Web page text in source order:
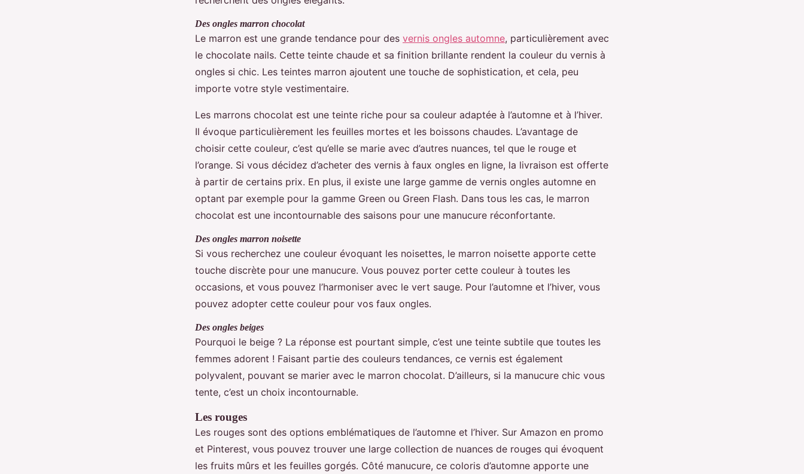
Des ongles marron chocolat
Le marron est une grande tendance pour des vernis ongles automne, particulièrement avec
le chocolate nails. Cette teinte chaude et sa finition brillante rendent la couleur du vernis à
ongles si chic. Les teintes marron ajoutent une touche de sophistication, et cela, peu
importe votre style vestimentaire.
Les marrons chocolat est une teinte riche pour sa couleur adaptée à l’automne et à l’hiver.
Il évoque particulièrement les feuilles mortes et les boissons chaudes. L’avantage de
choisir cette couleur, c’est qu’elle se marie avec d’autres nuances, tel que le rouge et
l’orange. Si vous décidez d’acheter des vernis à faux ongles en ligne, la livraison est offerte
à partir de certains prix. En plus, il existe une large gamme de vernis ongles automne en
optant par exemple pour la gamme Green ou Green Flash. Dans tous les cas, le marron
chocolat est une incontournable des saisons pour une manucure réconfortante.
Des ongles marron noisette
Si vous recherchez une couleur évoquant les noisettes, le marron noisette apporte cette
touche discrète pour une manucure. Vous pouvez porter cette couleur à toutes les
occasions, et vous pouvez l’harmoniser avec le vert sauge. Pour l’automne et l’hiver, vous
pouvez adopter cette couleur pour vos faux ongles.
Des ongles beiges
Pourquoi le beige ? La réponse est pourtant simple, c’est une teinte subtile que toutes les
femmes adorent ! Faisant partie des couleurs tendances, ce vernis est également
polyvalent, pouvant se marier avec le marron chocolat. D’ailleurs, si la manucure chic vous
tente, c’est un choix incontournable.
Les rouges
Les rouges sont des options emblématiques de l’automne et l’hiver. Sur Amazon en promo
et Pinterest, vous pouvez trouver une large collection de nuances de rouges qui évoquent
les fruits mûrs et les feuilles gorgés. Côté manucure, ce coloris d’automne apporte une